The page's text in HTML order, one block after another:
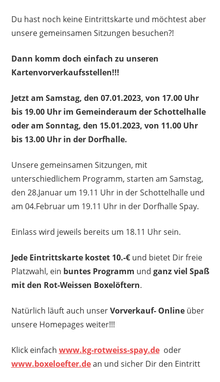
Du hast noch keine Eintrittskarte und möchtest aber
unsere gemeinsamen Sitzungen besuchen?!
Dann komm doch einfach zu unseren
Kartenvorverkaufsstellen!!!
Jetzt am Samstag, den 07.01.2023, von 17.00 Uhr
bis 19.00 Uhr im Gemeinderaum der Schottelhalle
oderam Sonntag, den 15.01.2023, von 11.00 Uhr
bis 13.00 Uhr in der Dorfhalle.
Unsere gemeinsamen Sitzungen, mit
unterschiedlichem Programm, starten am Samstag,
den 28.Januar um 19.11 Uhr in der Schottelhalle und
am 04.Februar um 19.11 Uhr in der Dorfhalle Spay.
Einlass wird jeweils bereits um 18.11 Uhr sein.
Jede Eintrittskarte kostet 10.-€und bietet Dir freie
Platzwahl, ein buntes Programm und ganz viel Spaß
mit den Rot-Weissen Boxelöftern.
Natürlich läuft auch unserVorverkauf- Onlineüber
unsere Homepages weiter!!!
Klick einfach www.kg-rotweiss-spay.de oder
www.boxeloefter.dean und sicher Dir den Eintritt